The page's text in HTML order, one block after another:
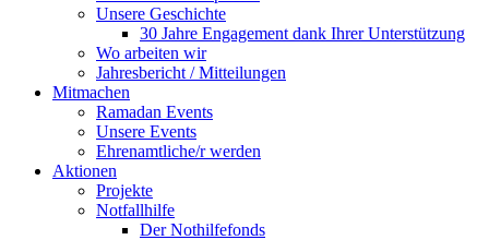
Unsere Geschichte
30 Jahre Engagement dank Ihrer Unterstützung
Wo arbeiten wir
Jahresbericht / Mitteilungen
Mitmachen
Ramadan Events
Unsere Events
Ehrenamtliche/r werden
Aktionen
Projekte
Notfallhilfe
Der Nothilfefonds